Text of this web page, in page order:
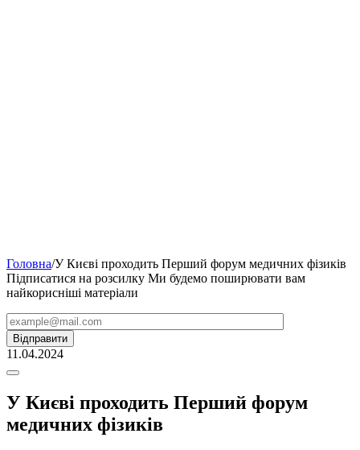
Головна/У Києві проходить Перший форум медичних фізиків
Підписатися на розсилку Ми будемо поширювати вам
найкорисніші матеріали
11.04.2024
У Києві проходить Перший форум
медичних фізиків